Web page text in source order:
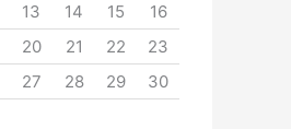
13 14 15
16
20 21 22
23
27 28 29
30